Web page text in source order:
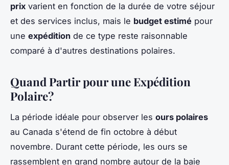
prix varient en fonction de la durée de votre séjour
et des services inclus, mais le budget estimé pour
une expédition de ce type reste raisonnable
comparé à d'autres destinations polaires.
Quand Partir pour une Expédition
Polaire?
La période idéale pour observer les ours polaires
au Canada s'étend de fin octobre à début
novembre. Durant cette période, les ours se
rassemblent en grand nombre autour de la baie